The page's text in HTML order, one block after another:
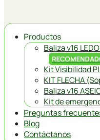
Productos
Baliza v16
Kit Visibilidad
KIT FLECHA
Baliza v16
Kit de
Preguntas
Blog
Contáctanos